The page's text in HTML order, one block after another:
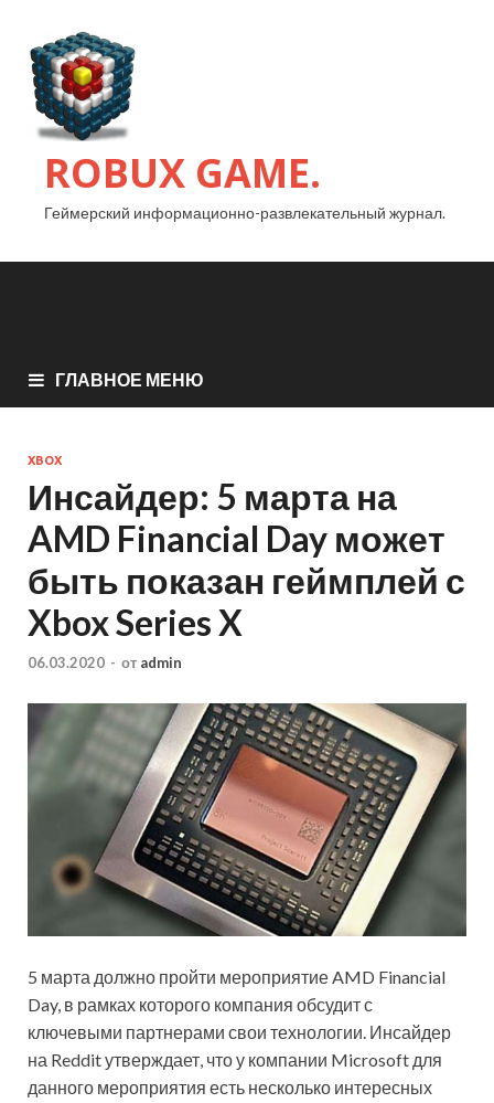
ROBUX GAME.
Геймерский информационно-развлекательный журнал.
ГЛАВНОЕ МЕНЮ
XBOX
Инсайдер: 5 марта на
AMD Financial Day может
быть показан геймплей с
Xbox Series X
06.03.2020 - от admin
5 марта должно пройти мероприятие AMD Financial
Day, в рамках которого компания обсудит с
ключевыми партнерами свои технологии. Инсайдер
на Reddit утверждает, что у компании Microsoft для
данного мероприятия есть несколько интересных